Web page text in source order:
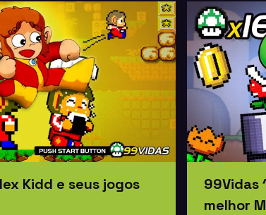
Kidd e seus jogos
99Vidas
melhor